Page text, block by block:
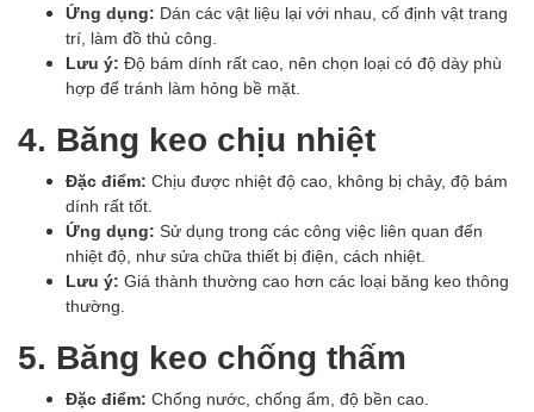
Ứng dụng: Dán các vật liệu lại với nhau, cố định vật trang
trí, làm đồ thủ công.
Lưu ý: Độ bám dính rất cao, nên chọn loại có độ dày phù
hợp để tránh làm hỏng bề mặt.
4. Băng keo chịu nhiệt
Đặc điểm: Chịu được nhiệt độ cao, không bị chảy, độ bám
dính rất tốt.
Ứng dụng: Sử dụng trong các công việc liên quan đến
nhiệt độ, như sửa chữa thiết bị điện, cách nhiệt.
Lưu ý: Giá thành thường cao hơn các loại băng keo thông
thường.
5. Băng keo chống thấm
Đặc điểm: Chống nước, chống ẩm, độ bền cao.